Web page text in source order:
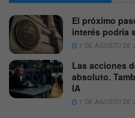
El próximo
interés podría
7 DE AGOSTO DE
Las acciones
absoluto.
IA
7 DE AGOSTO DE